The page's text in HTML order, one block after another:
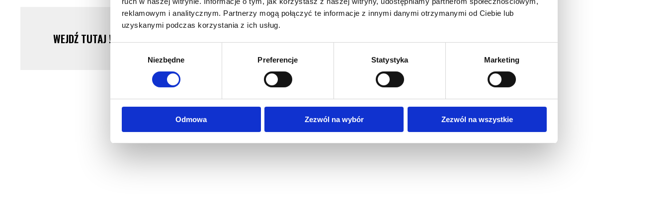
reklamowym i analitycznym. Partnerzy mogą połączyć te informacje z innymi danymi otrzymanymi od Ciebie lub
uzyskanymi podczas korzystania z ich usług.
Niezbędne Preferencje Statystyka Marketing
Odmowa Zezwól na wybór Zezwól na wszystkie
WEJDŹ TUTAJ ! KUP BEZPOŚREDNIO U NAS